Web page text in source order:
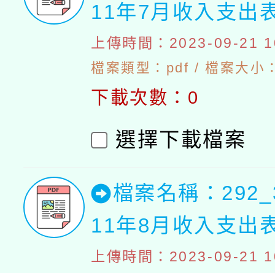
11年7月收入支出
上傳時間：2023-09-21
檔案類型：pdf / 檔案大小
下載次數：0
選擇下載檔案
檔案名稱：
11年8月收入支出
上傳時間：2023-09-21